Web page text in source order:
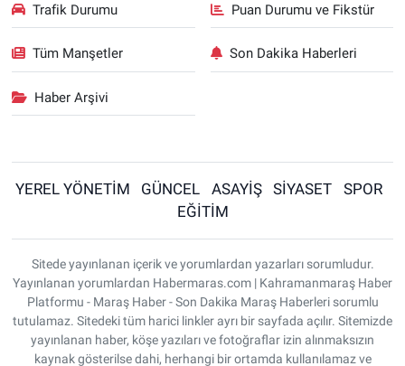
Trafik Durumu Puan Durumu ve Fikstür
Tüm Manşetler Son Dakika Haberleri
Haber Arşivi
YEREL YÖNETİM GÜNCEL ASAYİŞ SİYASET
SPOR
EĞİTİM
Sitede yayınlanan içerik ve yorumlardan yazarları sorumludur.
Yayınlanan yorumlardan Habermaras.com | Kahramanmaraş Haber
Platformu - Maraş Haber - Son Dakika Maraş Haberleri sorumlu
tutulamaz. Sitedeki tüm harici linkler ayrı bir sayfada açılır. Sitemizde
yayınlanan haber, köşe yazıları ve fotoğraflar izin alınmaksızın
kaynak gösterilse dahi, herhangi bir ortamda kullanılamaz ve